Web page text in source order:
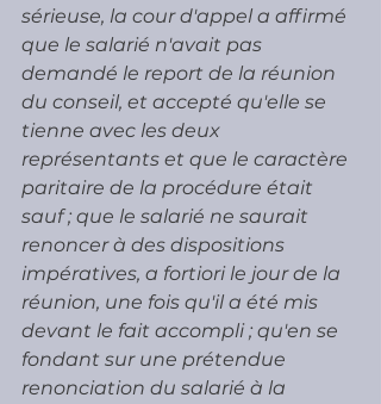
sérieuse, la cour d'appel a affirmé
que le salarié n'avait pas
demandé le report de la réunion
du conseil, et accepté qu'elle se
tienne avec les deux
représentants et que le caractère
paritaire de la procédure était
sauf ; que le salarié ne saurait
renoncer à des dispositions
impératives, a fortiori le jour de la
réunion, une fois qu'il a été mis
devant le fait accompli ; qu'en se
fondant sur une prétendue
renonciation du salarié à la